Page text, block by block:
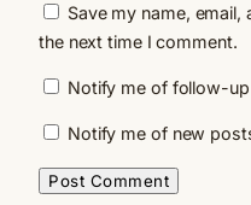
Save my name,
the next time I comment.
Notify me of follow-
Notify me of new